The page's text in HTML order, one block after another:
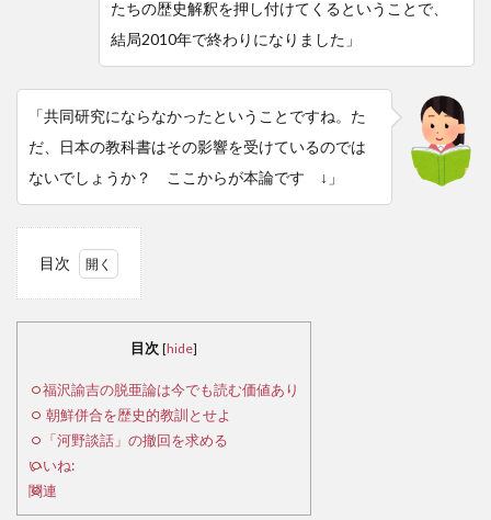
たちの歴史解釈を押し付けてくるということで、
結局2010年で終わりになりました」
「共同研究にならなかったということですね。た
だ、日本の教科書はその影響を受けているのでは
ないでしょうか？ ここからが本論です ↓」
目次
脱亜
論は
今で
む価
値あ
目次 [hide]
福沢諭吉の脱亜論は今でも読む価値あり
朝鮮併合を歴史的教訓とせよ
「河野談話」の撤回を求める
いいね:
関連